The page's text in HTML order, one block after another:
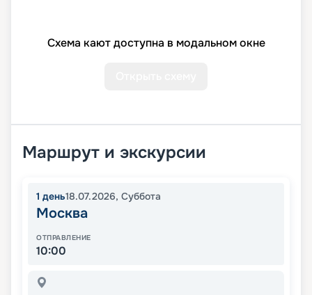
Схема кают доступна в модальном окне
Маршрут и экскурсии
1 день18.07.2026, Суббота
Москва
ОТПРАВЛЕНИЕ
10:00